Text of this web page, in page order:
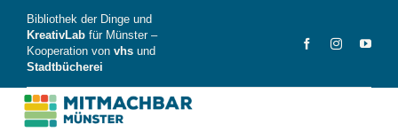
content
Bibliothek der Dinge und
KreativLab für Münster –
Kooperation von vhs und
Stadtbücherei